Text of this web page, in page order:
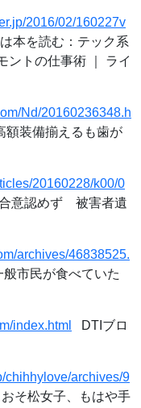
2016/02/160227v
本を読む：テック系
ントの仕事術 ｜ ライ
Nd/20160236348.h
額装備揃えるも歯が
20160228/k00/0
意認めず 被害者遺
archives/46838525.
市民が食べていた
index.html
DTIブロ
chihhylove/archives/9
そ松女子、もはや手